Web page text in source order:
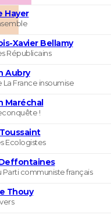
Hayer
Xavier Bellamy
Républicains
Aubry
La France insoumise
Maréchal
!
Ecologistes
Parti communiste français
Thouy